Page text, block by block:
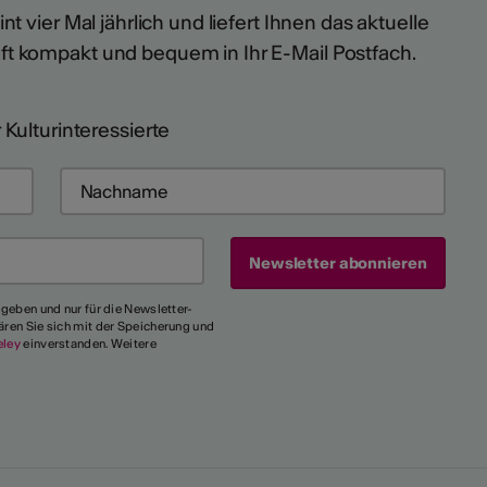
vier Mal jährlich und liefert Ihnen das aktuelle
kompakt und bequem in Ihr E-Mail Postfach.
Kulturinteressierte
und nur für die Newsletter-
Sie sich mit der Speicherung und
einverstanden. Weitere